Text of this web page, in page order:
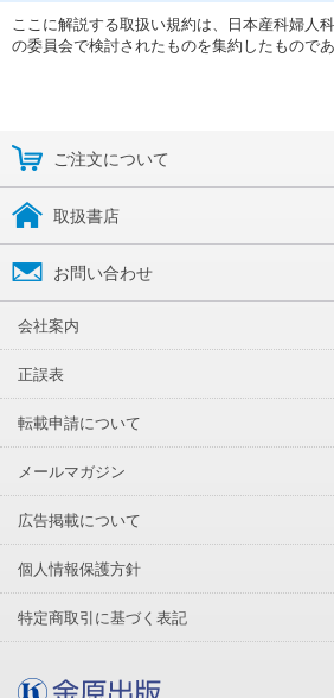
ここに解説する取扱い規約は、日本産科婦人
の委員会で検討されたものを集約したものであ
ご注文について
取扱書店
お問い合わせ
会社案内
正誤表
転載申請について
メールマガジン
広告掲載について
個人情報保護方針
特定商取引に基づく表記